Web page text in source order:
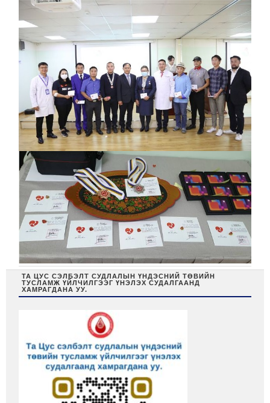
ТА ЦУС СЭЛБЭЛТ СУДЛАЛЫН ҮНДЭСНИЙ ТӨВИЙН
ТУСЛАМЖ ҮЙЛЧИЛГЭЭГ ҮНЭЛЭХ СУДАЛГААНД
ХАМРАГДАНА УУ.